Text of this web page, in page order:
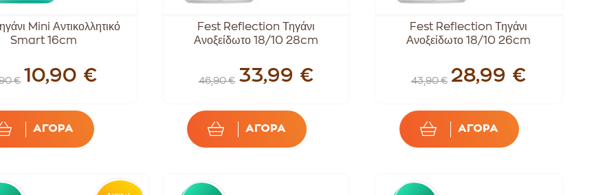
Mini Αντικολλητικό
Smart 16cm
€ 10,90 €
ΑΓΟΡΑ
Fest Reflection Τηγάνι
Ανοξείδωτο 18/10 28cm
46,90 € 33,99 €
ΑΓΟΡΑ
Fest Reflection Τηγάνι
Ανοξείδωτο 18/10 26cm
43,90 € 28,99 €
ΑΓΟΡΑ